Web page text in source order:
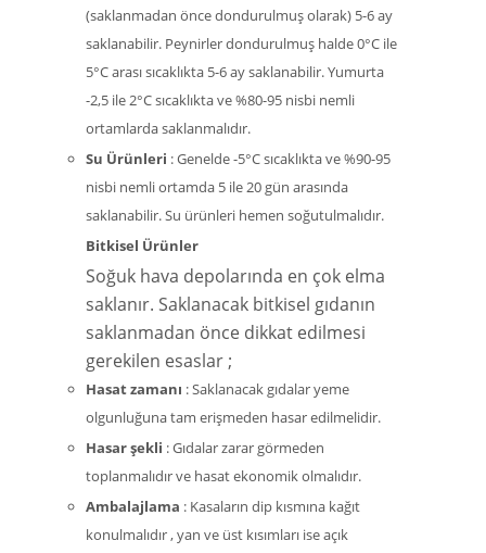
(saklanmadan önce dondurulmuş olarak) 5-6 ay
saklanabilir. Peynirler dondurulmuş halde 0°C ile
5°C arası sıcaklıkta 5-6 ay saklanabilir. Yumurta
-2,5 ile 2°C sıcaklıkta ve %80-95 nisbi nemli
ortamlarda saklanmalıdır.
Su Ürünleri : Genelde -5°C sıcaklıkta ve %90-95
nisbi nemli ortamda 5 ile 20 gün arasında
saklanabilir. Su ürünleri hemen soğutulmalıdır.
Bitkisel Ürünler
Soğuk hava depolarında en çok elma
saklanır. Saklanacak bitkisel gıdanın
saklanmadan önce dikkat edilmesi
gerekilen esaslar ;
Hasat zamanı : Saklanacak gıdalar yeme
olgunluğuna tam erişmeden hasar edilmelidir.
Hasar şekli : Gıdalar zarar görmeden
toplanmalıdır ve hasat ekonomik olmalıdır.
Ambalajlama : Kasaların dip kısmına kağıt
konulmalıdır , yan ve üst kısımları ise açık